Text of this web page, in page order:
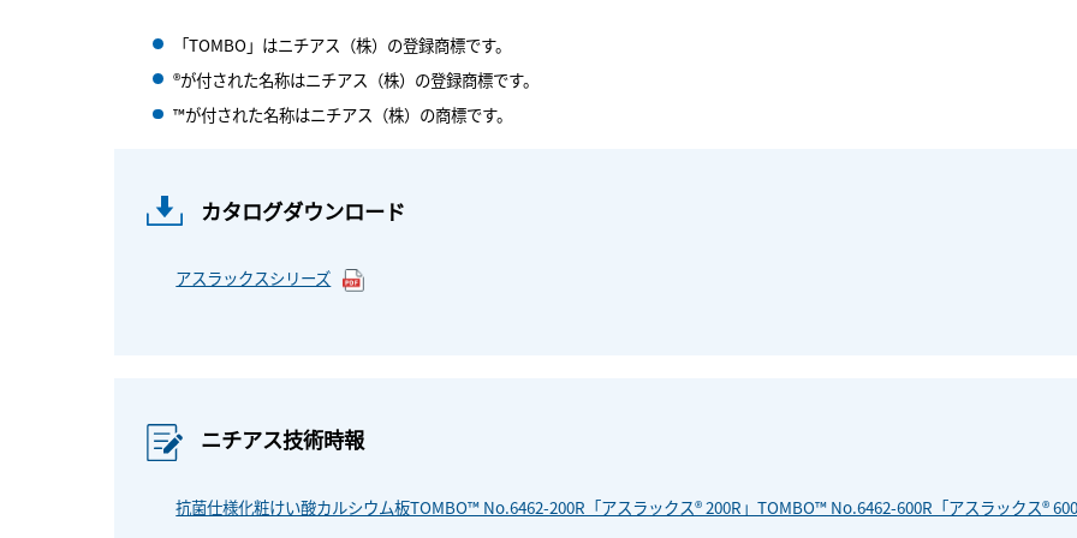
「TOMBO」はニチアス（株）の登録商標です。
®が付された名称はニチアス（株）の登録商標です。
™が付された名称はニチアス（株）の商標です。
カタログダウンロード
アスラックスシリーズ
ニチアス技術時報
抗菌仕様化粧けい酸カルシウム板TOMBO™ No.6462-200R「アスラックス® 200R」TOMBO™ No.6462-600R「アスラックス®